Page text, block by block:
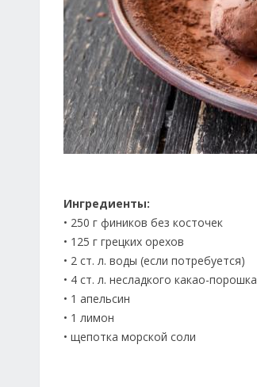
Ингредиенты:
• 250 г фиников без косточек
• 125 г грецких орехов
• 2 ст. л. воды (если потребуется)
• 4 ст. л. несладкого какао-порошка
• 1 апельсин
• 1 лимон
• щепотка морской соли